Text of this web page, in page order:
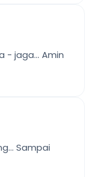
- jaga... Amin
Sampai